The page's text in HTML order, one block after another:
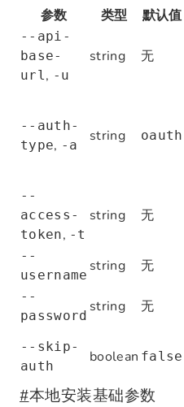
参数 类型 默认值
--api-
base-
url , -u
string 无
--auth-
type, -a
string oauth
--
access-
token, -t
string 无
--
username
string 无
--
password
string 无
--skip-
auth
boolean false
#本地安装基础参数